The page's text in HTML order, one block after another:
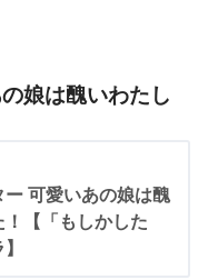
娘は醜いわたし
ー 可愛いあの娘は醜
【「もしかした